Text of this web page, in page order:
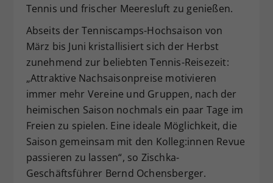
Tennis und frischer Meeresluft zu genießen.
Abseits der Tenniscamps-Hochsaison von
März bis Juni kristallisiert sich der Herbst
zunehmend zur beliebten Tennis-Reisezeit:
„Attraktive Nachsaisonpreise motivieren
immer mehr Vereine und Gruppen, nach der
heimischen Saison nochmals ein paar Tage im
Freien zu spielen. Eine ideale Möglichkeit, die
Saison gemeinsam mit den Kolleg:innen Revue
passieren zu lassen“, so Zischka-
Geschäftsführer Bernd Ochensberger.